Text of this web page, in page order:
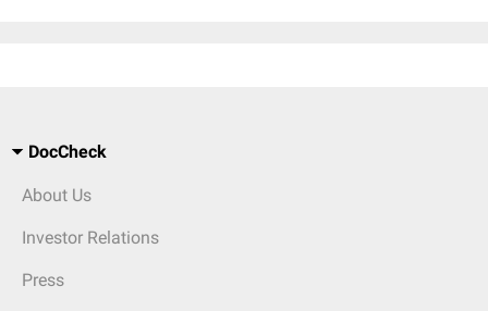
DocCheck
About Us
Investor Relations
Press